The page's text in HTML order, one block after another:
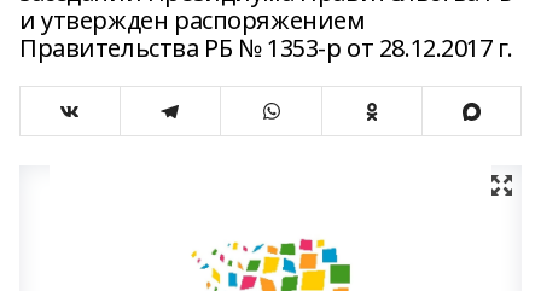
и утвержден распоряжением
Правительства РБ № 1353-р от 28.12.2017 г.